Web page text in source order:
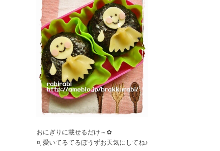
おにぎりに載せるだけ～✿
可愛いてるてるぼうずお天気にしてね♪